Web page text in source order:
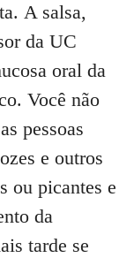
A salsa,
da UC
oral da
Você não
pessoas
e outros
ou picantes e
da
tarde se